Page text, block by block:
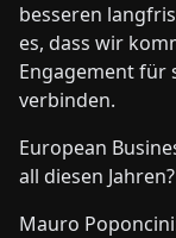
besseren
es, dass wir
Engagement für
verbinden.
European
all diesen Jahren?
Mauro